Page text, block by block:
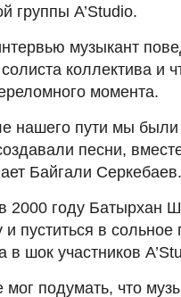
группы A’Studio.
музыкант
коллектива и
момента.
нашего пути мы
песни,
Байгали Серкебаев.
2000 году Батырхан
и пуститься в
в шок участников
мог подумать, что